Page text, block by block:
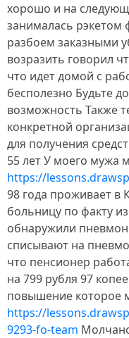
хорошо и на
занималась
разбоем заказными
возразить говорил
что идет домой с
бесполезно Будьте
возможность Также
конкретной
для получения
55 лет У моего мужа
https://
98 года проживает в
больницу по факту
обнаружили
списывают на
что пенсионер
на 799 рубля 97
повышение которое
https://
9293-fo-team